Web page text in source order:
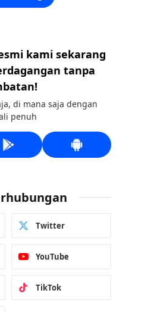
kami sekarang
tanpa
di mana saja dengan
penuh
Twitter
YouTube
TikTok